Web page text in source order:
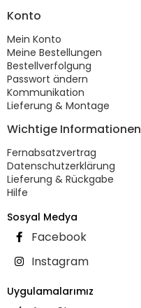
Konto
Mein Konto
Meine Bestellungen
Bestellverfolgung
Passwort ändern
Kommunikation
Lieferung & Montage
Wichtige Informationen
Fernabsatzvertrag
Datenschutzerklärung
Lieferung & Rückgabe
Hilfe
Sosyal Medya
Facebook
Instagram
Uygulamalarımız